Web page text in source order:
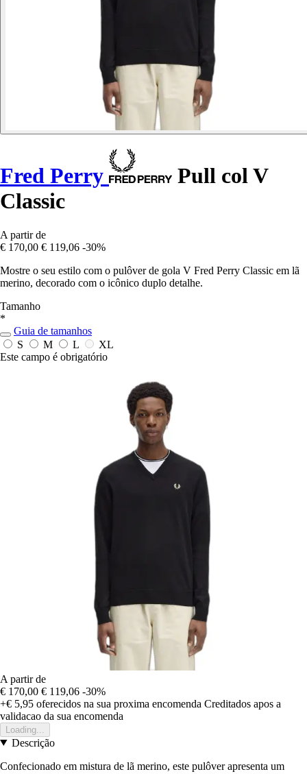
Fred Perry
Pull col V
Classic
A partir de
€ 170,00 € 119,06 -30%
Mostre o seu estilo com o pulôver de gola V Fred Perry Classic em lã
merino, decorado com o icônico duplo detalhe.
Tamanho
*
Guia de tamanhos
S
M L
XL
Este campo é obrigatório
A partir de
€ 170,00 € 119,06 -30%
+€ 5,95 oferecidos na sua proxima encomenda Creditados apos a
validacao da sua encomenda
Loading...
Descrição
Confecionado em mistura de lã merino, este pulôver apresenta um